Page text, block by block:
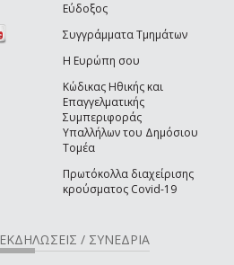
Εύδοξος
Συγγράμματα Τμημάτων
Η Ευρώπη σου
Κώδικας Ηθικής και
Επαγγελματικής
Συμπεριφοράς
Υπαλλήλων του Δημόσιου
Τομέα
Πρωτόκολλα διαχείρισης
κρούσματος Covid-19
ΕΚΔΗΛΩΣΕΙΣ / ΣΥΝΕΔΡΙΑ